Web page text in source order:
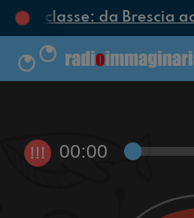
di classe: da Brescia
!!! 00:00